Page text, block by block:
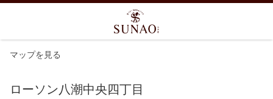
マップを見る
ローソン八潮中央四丁目